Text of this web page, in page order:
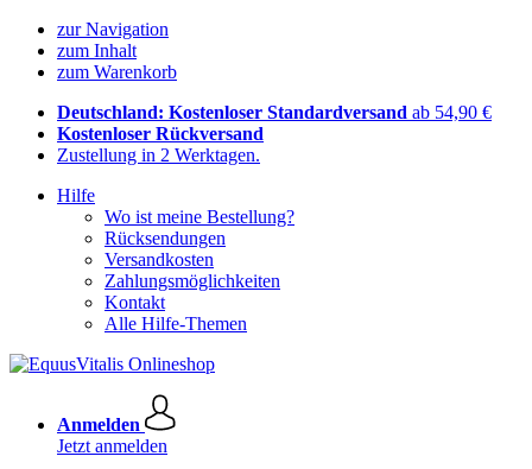
zur Navigation
zum Inhalt
zum Warenkorb
Deutschland: Kostenloser Standardversand ab 54,90 €
Kostenloser Rückversand
Zustellung in 2 Werktagen.
Hilfe
Wo ist meine Bestellung?
Rücksendungen
Versandkosten
Zahlungsmöglichkeiten
Kontakt
Alle Hilfe-Themen
Anmelden
Jetzt anmelden